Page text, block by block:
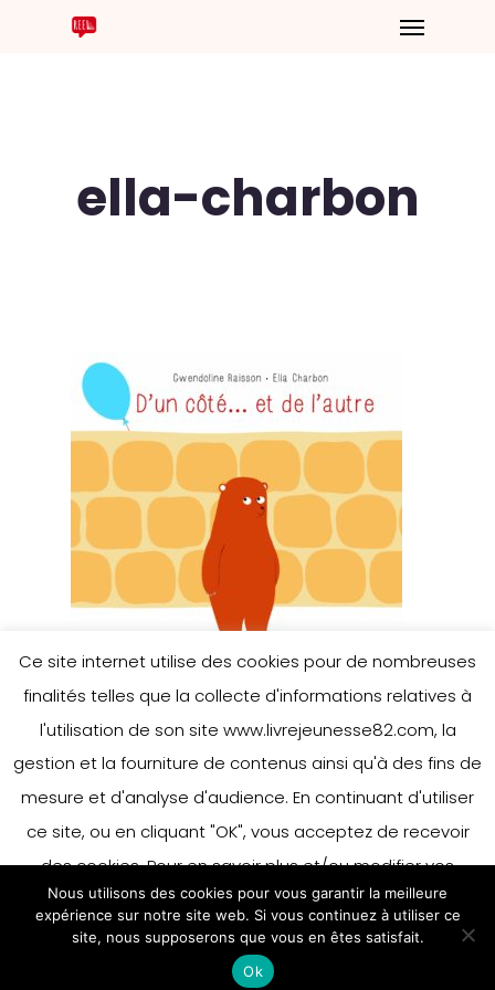
ella-charbon
Ce site internet utilise des cookies pour de nombreuses
finalités telles que la collecte d'informations relatives à
l'utilisation de son site www.livrejeunesse82.com, la
gestion et la fourniture de contenus ainsi qu'à des fins de
mesure et d'analyse d'audience. En continuant d'utiliser
ce site, ou en cliquant "OK", vous acceptez de recevoir
des cookies. Pour en savoir plus et/ou modifier vos
préférences en matière de cookies, merci de vous référer
à notre politique sur les cookies.
Accepter
En savoir plus
Nous utilisons des cookies pour vous garantir la meilleure
expérience sur notre site web. Si vous continuez à utiliser ce
site, nous supposerons que vous en êtes satisfait.
Ok